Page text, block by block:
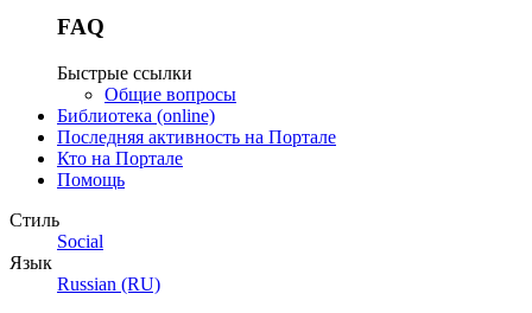
FAQ
Быстрые ссылки
Общие вопросы
Библиотека (online)
Последняя активность на Портале
Кто на Портале
Помощь
Стиль
Social
Язык
Russian (RU)